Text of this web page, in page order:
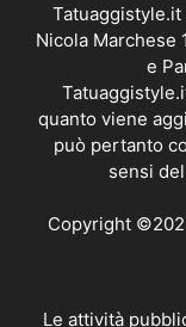
Tatuaggistyle.it
Nicola Marchese
e
quanto viene
può pertanto
sensi
Copyright
Le attività